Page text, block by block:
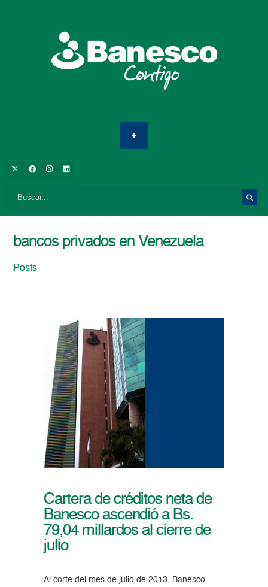
bancos privados en Venezuela
Posts
Cartera de créditos neta de
Banesco ascendió a Bs.
79,04 millardos al cierre de
julio
Al corte del mes de julio de 2013, Banesco